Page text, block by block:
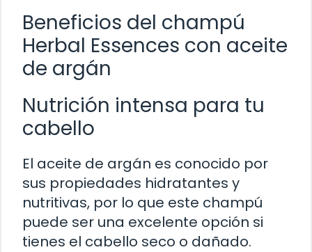
Beneficios del champú
Herbal Essences con aceite
de argán
Nutrición intensa para tu
cabello
El aceite de argán es conocido por
sus propiedades hidratantes y
nutritivas, por lo que este champú
puede ser una excelente opción si
tienes el cabello seco o dañado.